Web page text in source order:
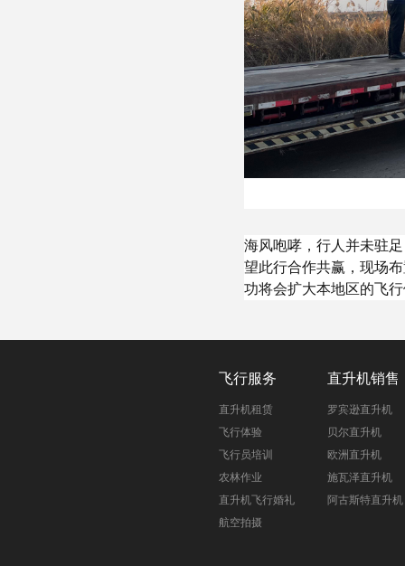
海风咆哮，行人并未驻
望此行合作共赢，现场
功将会扩大本地区的飞
飞行服务
直升机租赁
飞行体验
飞行员培训
农林作业
直升机飞行婚礼
航空拍摄
直升机销售
罗宾逊直升机
贝尔直升机
欧洲直升机
施瓦泽直升机
阿古斯特直升机